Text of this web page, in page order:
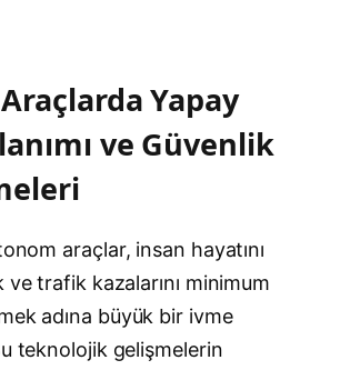
Yapay
ve Güvenlik
araçlar, insan hayatını
ve trafik kazalarını minimum
adına büyük bir ivme
teknolojik gelişmelerin